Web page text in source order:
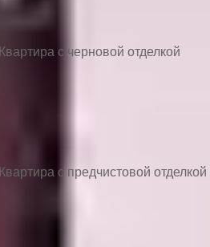
Квартира с черновой отделкой
Квартира с предчистовой отделкой